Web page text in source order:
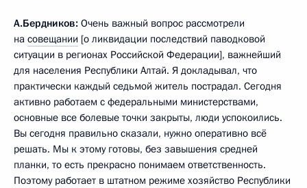
А.Бердников: Очень важный вопрос рассмотрели
на совещании [о ликвидации последствий паводковой
ситуации в регионах Российской Федерации], важнейший
для населения Республики Алтай. Я докладывал, что
практически каждый седьмой житель пострадал. Сегодня
активно работаем с федеральными министерствами,
основные все болевые точки закрыты, люди успокоились.
Вы сегодня правильно сказали, нужно оперативно всё
решать. Мы к этому готовы, без завышения средней
планки, то есть прекрасно понимаем ответственность.
Поэтому работает в штатном режиме хозяйство Республики